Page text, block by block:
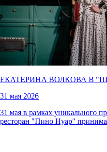
ЕКАТЕРИНА ВОЛКОВА В "
31 мая 2026
31 мая в рамках уникального
ресторан "Пино Нуар"